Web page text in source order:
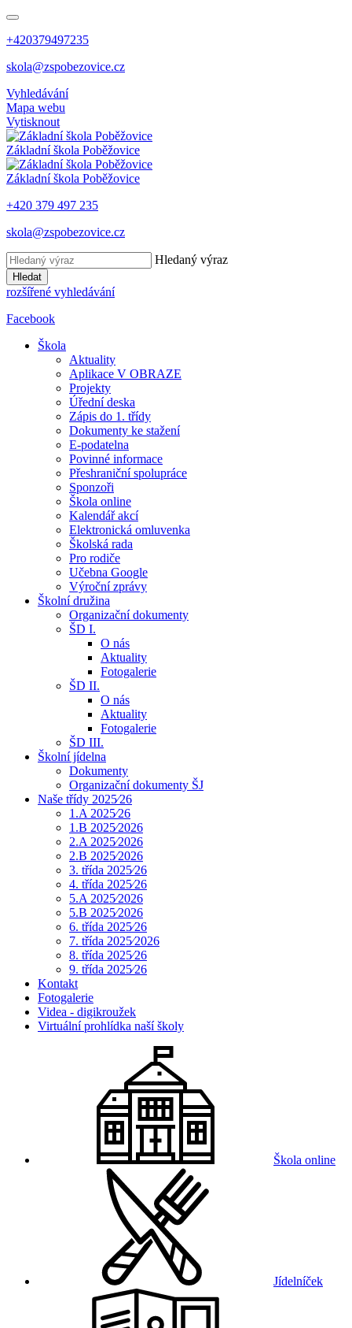
+420379497235
skola@zspobezovice.cz
Vyhledávání
Mapa webu
Vytisknout
Základní škola Poběžovice
Základní škola Poběžovice
+420 379 497 235
skola@zspobezovice.cz
Hledaný výraz
Hledat
rozšířené vyhledávání
Facebook
Škola
Aktuality
Aplikace V OBRAZE
Projekty
Úřední deska
Zápis do 1. třídy
Dokumenty ke stažení
E-podatelna
Povinné informace
Přeshraniční spolupráce
Sponzoři
Škola online
Kalendář akcí
Elektronická omluvenka
Školská rada
Pro rodiče
Učebna Google
Výroční zprávy
Školní družina
Organizační dokumenty
ŠD I.
O nás
Aktuality
Fotogalerie
ŠD II.
O nás
Aktuality
Fotogalerie
ŠD III.
Školní jídelna
Dokumenty
Organizační dokumenty ŠJ
Naše třídy 2025⁄26
1.A 2025⁄26
1.B 2025⁄2026
2.A 2025⁄2026
2.B 2025⁄2026
3. třída 2025⁄26
4. třída 2025⁄26
5.A 2025⁄2026
5.B 2025⁄2026
6. třída 2025⁄26
7. třída 2025⁄2026
8. třída 2025⁄26
9. třída 2025⁄26
Kontakt
Fotogalerie
Videa - digikroužek
Virtuální prohlídka naší školy
Škola online
Jídelníček